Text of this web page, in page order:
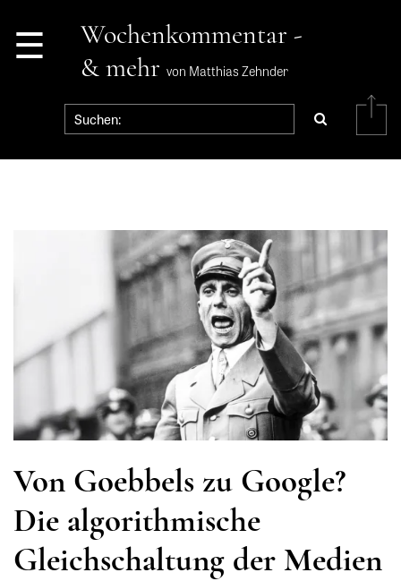
☰
Wochenkommentar -
& mehr von Matthias Zehnder
Von Goebbels zu Google?
Die algorithmische
Gleichschaltung der Medien